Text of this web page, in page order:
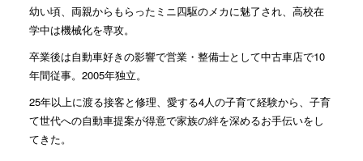
幼い頃、両親からもらったミニ四駆のメカに魅了され、高校在
学中は機械化を専攻。
卒業後は自動車好きの影響で営業・整備士として中古車店で10
年間従事。2005年独立。
25年以上に渡る接客と修理、愛する4人の子育て経験から、子育
て世代への自動車提案が得意で家族の絆を深めるお手伝いをし
てきた。